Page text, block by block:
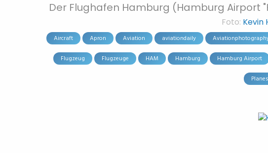
Der Flughafen Hamburg (Hamburg Airport
Foto: Kevin
Aircraft Apron Aviation aviationdaily
Flugzeug Flugzeuge HAM Hamburg Hamburg Airport